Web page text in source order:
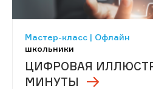
Мастер-класс | Офлайн
школьники
ЦИФРОВАЯ
МИНУТЫ